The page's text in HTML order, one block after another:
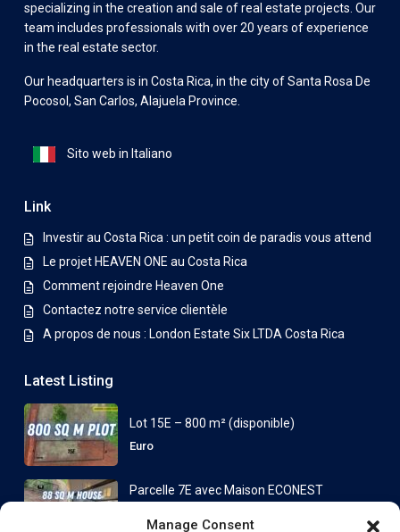
Manage Consent
specializing in the creation and sale of real estate projects. Our
team includes professionals with over 20 years of experience
in the real estate sector.
Our headquarters is in Costa Rica, in the city of Santa Rosa De
Pocosol, San Carlos, Alajuela Province.
Sito web in Italiano
Link
Investir au Costa Rica : un petit coin de paradis vous attend
Le projet HEAVEN ONE au Costa Rica
Comment rejoindre Heaven One
Contactez notre service clientèle
A propos de nous : London Estate Six LTDA Costa Rica
Latest Listing
Lot 15E – 800 m² (disponible)
Euro
Parcelle 7E avec Maison ECONEST